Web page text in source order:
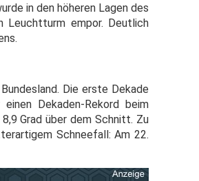
in den höheren Lagen des
Leuchtturm empor. Deutlich
Die erste Dekade
Dekaden-Rekord beim
Grad über dem Schnitt. Zu
Schneefall: Am 22.